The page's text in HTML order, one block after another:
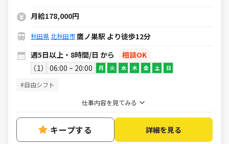
月給178,000円
秋田県北秋田市鷹ノ巣駅 より徒歩12分
週5日以上・8時間/日 から
相談OK
1
06:00 ~ 20:00 月 火 水 木 金 土 日
#自由シフト
仕事内容を見てみる
キープする 詳細を見る